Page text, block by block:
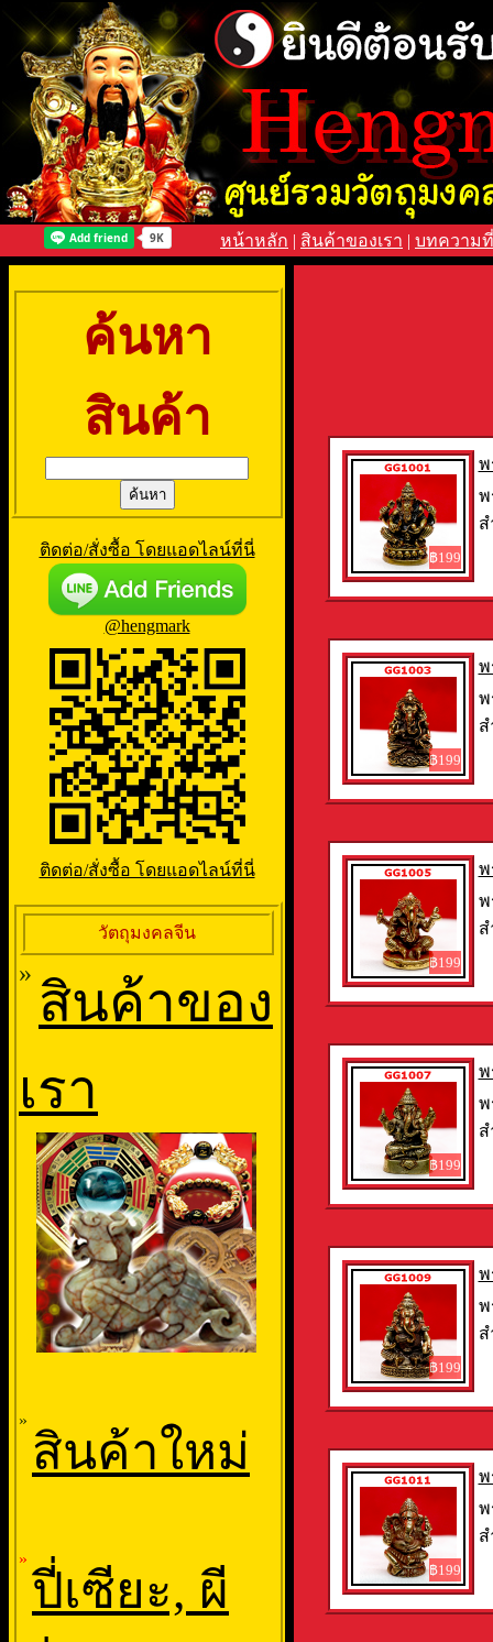
หน้าหลัก | สินค้าของเรา | บทความ
ค้นหา
สินค้า
ติดต่อ/สั่งซื้อ โดยแอดไลน์ที่นี่
@hengmark
ติดต่อ/สั่งซื้อ โดยแอดไลน์ที่นี่
วัตถุมงคลจีน
» สินค้าของ
เรา
»
สินค้าใหม่
»
ปี่เซียะ, ผี
฿199
พ
พ
ส
฿199
พ
พ
ส
฿199
พ
พ
ส
฿199
พ
พ
ส
฿199
พ
พ
ส
฿199
พ
พ
ส